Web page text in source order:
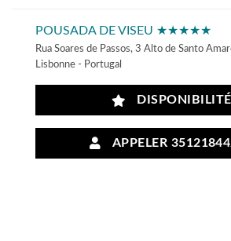
POUSADA DE VISEU ★★★★★
Rua Soares de Passos, 3 Alto de Santo
Lisbonne - Portugal
APPELER